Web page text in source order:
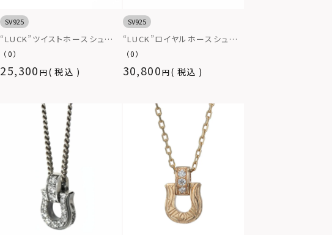
SV925
“LUCK”ツイストホースシュー
ネックレス/シルバー925
25,300 税込
（0）
SV925
“LUCK”ロイヤルホースシュー
ネックレス/シルバー×ブラック/
30,800 税込
（0）